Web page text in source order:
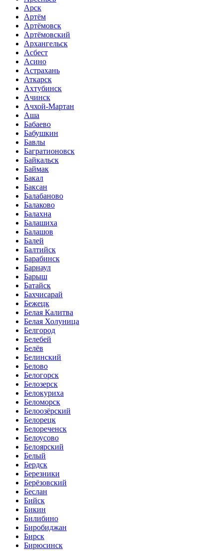
Арск
Артём
Артёмовск
Артёмовский
Архангельск
Асбест
Асино
Астрахань
Аткарск
Ахтубинск
Ачинск
Ачхой-Мартан
Аша
Бабаево
Бабушкин
Бавлы
Багратионовск
Байкальск
Баймак
Бакал
Баксан
Балабаново
Балаково
Балахна
Балашиха
Балашов
Балей
Балтийск
Барабинск
Барнаул
Барыш
Батайск
Бахчисарай
Бежецк
Белая Калитва
Белая Холуница
Белгород
Белебей
Белёв
Белинский
Белово
Белогорск
Белозерск
Белокуриха
Беломорск
Белоозёрский
Белорецк
Белореченск
Белоусово
Белоярский
Белый
Бердск
Березники
Берёзовский
Беслан
Бийск
Бикин
Билибино
Биробиджан
Бирск
Бирюсинск